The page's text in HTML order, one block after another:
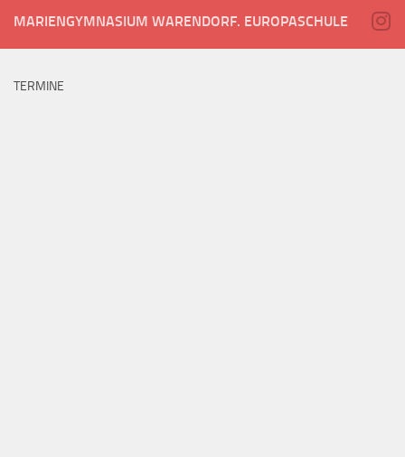
MARIENGYMNASIUM WARENDORF. EUROPASCHULE
TERMINE